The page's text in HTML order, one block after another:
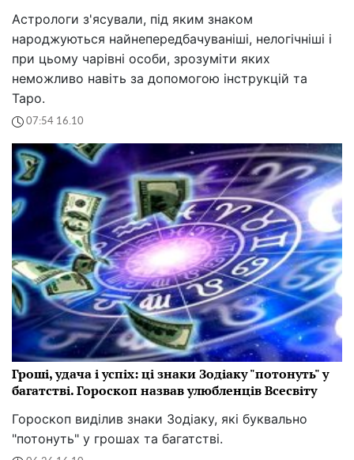
Астрологи з'ясували, під яким знаком
народжуються найнепередбачуваніші, нелогічніші і
при цьому чарівні особи, зрозуміти яких
неможливо навіть за допомогою інструкцій та
Таро.
07:54 16.10
Гроші, удача і успіх: ці знаки Зодіаку "потонуть" у
багатстві. Гороскоп назвав улюбленців Всесвіту
Гороскоп виділив знаки Зодіаку, які буквально
"потонуть" у грошах та багатстві.